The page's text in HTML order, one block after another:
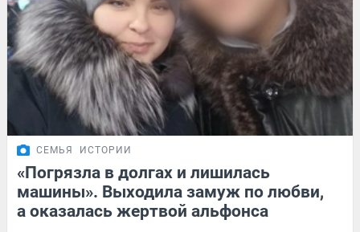
СЕМЬЯ ИСТОРИИ
«Погрязла в долгах и лишилась
машины». Выходила замуж по любви,
а оказалась жертвой альфонса